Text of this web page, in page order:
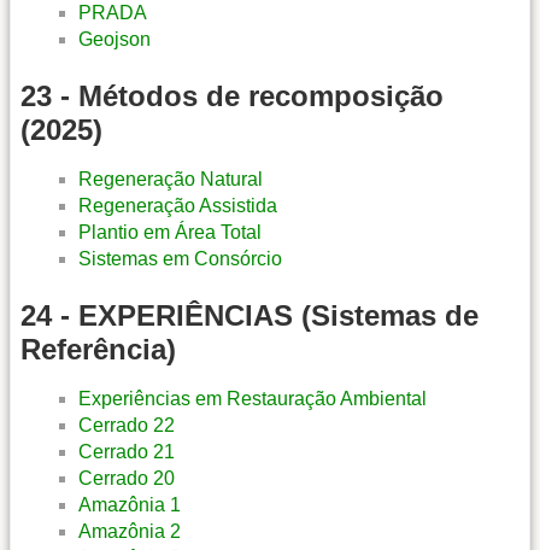
PRADA
Geojson
23 - Métodos de recomposição
(2025)
Regeneração Natural
Regeneração Assistida
Plantio em Área Total
Sistemas em Consórcio
24 - EXPERIÊNCIAS (Sistemas de
Referência)
Experiências em Restauração Ambiental
Cerrado 22
Cerrado 21
Cerrado 20
Amazônia 1
Amazônia 2